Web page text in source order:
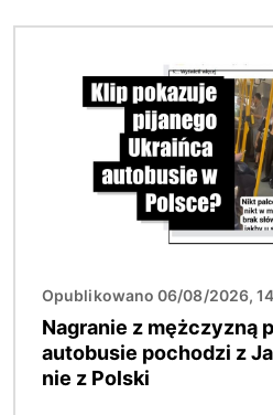
Opublikowano 06/08/2026,
Nagranie z mężczyzną
autobusie pochodzi z
nie z Polski